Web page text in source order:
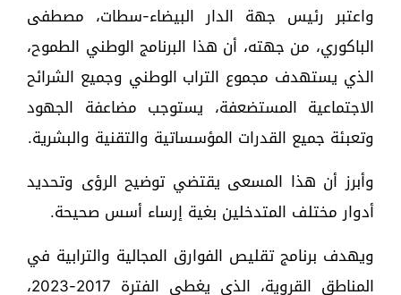
واعتبر رئيس جهة الدار البيضاء-سطات، مصطفى
الباكوري، من جهته، أن هذا البرنامج الوطني الطموح،
الذي يستهدف مجموع التراب الوطني وجميع الشرائح
الاجتماعية المستضعفة، يستوجب مضاعفة الجهود
وتعبئة جميع القدرات المؤسساتية والتقنية والبشرية.
وأبرز أن هذا المسعى يقتضي توضيح الرؤى وتحديد
أدوار مختلف المتدخلين بغية إرساء أسس صحيحة.
ويهدف برنامج تقليص الفوارق المجالية والترابية في
المناطق القروية، الذي يغطي الفترة 2017-2023،